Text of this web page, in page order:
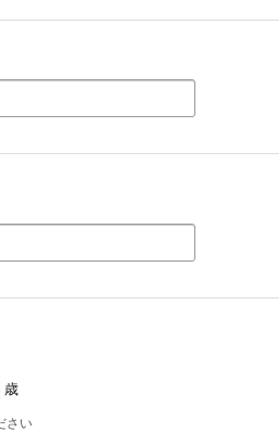
歳
さい